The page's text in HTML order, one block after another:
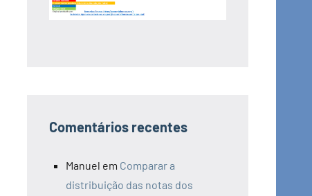
Comentários recentes
Manuel em Comparar a
distribuição das notas dos